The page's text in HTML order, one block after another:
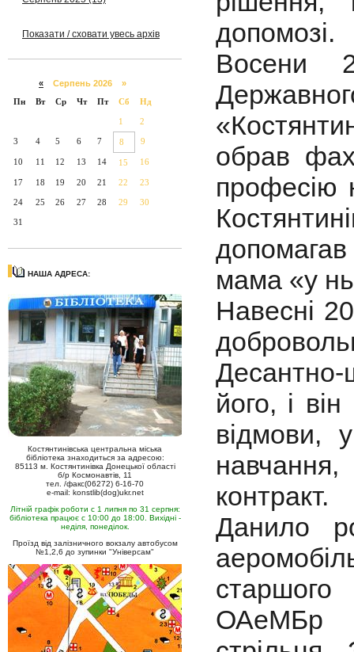
Показати / сховати увесь архів
« Серпень 2026 »
Пн
Вт Ср Чт Пт Сб Нд
1 2
3 4 5 6 7 8 9
10 11 12 13 14 15 16
17 18 19 20 21 22 23
24 25 26 27 28 29 30
31
НАША АДРЕСА:
Костянтинівська центральна міська
бібліотека знаходиться за адресою:
85113 м. Костянтинівка Донецької області
б/р Космонавтів, 11
тел. /факс(06272) 6-16-70
e-mail: konstlib(dog)ukr.net
Літній графік роботи с 1 липня по 31 серпня:
бібліотека працює с 10:00 до 18:00. Вихідні -
неділя, понеділок.
Проїзд від залізничного вокзалу автобусом
№1,2,6 до зупинки "Універсам"
допомозі.
Восени
обрав
професію
мама «у
Навесні
його, і
відмови,
контракт.
Данило
ОАеМБр